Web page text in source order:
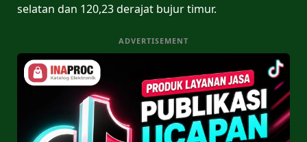
selatan dan 120,23 derajat bujur timur.
ADVERTISEMENT